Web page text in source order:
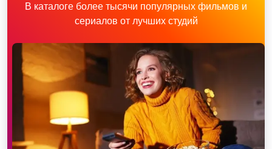
В каталоге более тысячи популярных фильмов и
сериалов от лучших студий